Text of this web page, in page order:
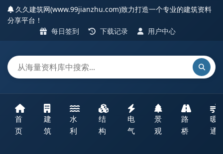
久久建筑网(www.99jianzhu.com)致力打造一个专业的建筑资料
分享平台！
每日签到
下载记录 用户中心
首
页
建
筑
水
利
结
构
电
气
景
观
路
桥
暖
通